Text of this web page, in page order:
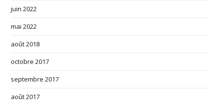
juin 2022
mai 2022
août 2018
octobre 2017
septembre 2017
août 2017